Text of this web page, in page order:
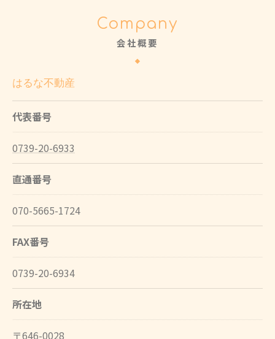
Company
会社概要
はるな不動産
代表番号
0739-20-6933
直通番号
070-5665-1724
FAX番号
0739-20-6934
所在地
〒646-0028